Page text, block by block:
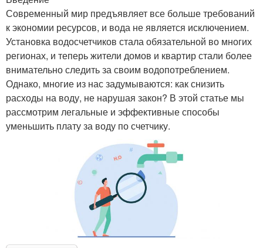
Современный мир предъявляет все больше требований
к экономии ресурсов, и вода не является исключением.
Установка водосчетчиков стала обязательной во многих
регионах, и теперь жители домов и квартир стали более
внимательно следить за своим водопотреблением.
Однако, многие из нас задумываются: как снизить
расходы на воду, не нарушая закон? В этой статье мы
рассмотрим легальные и эффективные способы
уменьшить плату за воду по счетчику.